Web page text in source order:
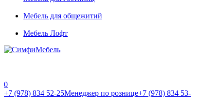
Мебель для общежитий
Мебель Лофт
0
+7 (978) 834 52-25Менеджер по рознице+7 (978) 834 53-